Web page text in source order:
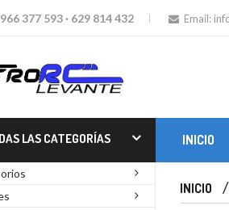
966 377 593 · 629 814 432 Email:
LAS CATEGORÍAS INICIO
INICIO